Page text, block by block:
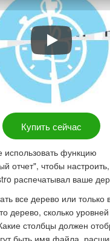
Быстрое и
Купить сейчас
использовать функцию
отчет", чтобы
распечатывал ваше
все дерево или только
дерево, сколько
столбцы должен
быть имя файла,